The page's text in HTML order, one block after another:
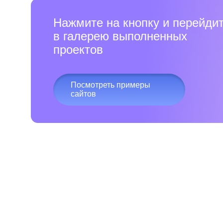
Нажмите на кнопку и
в галерею выполненных
проектов
Посмотреть примеры
сайтов